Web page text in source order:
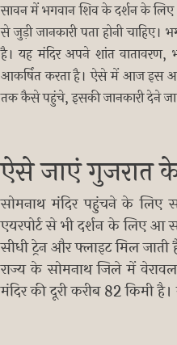
सावन में भगवान शिव के दर्शन के
से जुड़ी जानकारी पता होनी चाहिए।
है। यह मंदिर अपने शांत वातावरण,
आकर्षित करता है। ऐसे में आज इस
तक कैसे पहुंचे, इसकी जानकारी देने जा
ऐसे जाएं गुजरात
सोमनाथ मंदिर पहुंचने के लिए
एयरपोर्ट से भी दर्शन के लिए
सीधी ट्रेन और फ्लाइट मिल
राज्य के सोमनाथ जिले में
मंदिर की दूरी करीब 82 किमी